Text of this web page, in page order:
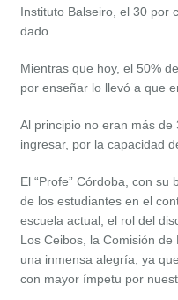
Instituto Balseiro, el 30 por
dado.
Mientras que hoy, el 50%
por enseñar lo llevó a que
Al principio no eran más
ingresar, por la capacidad
El “Profe” Córdoba, con
de los estudiantes en el
escuela actual, el rol del
Los Ceibos, la Comisión
una inmensa alegría, ya
con mayor ímpetu por